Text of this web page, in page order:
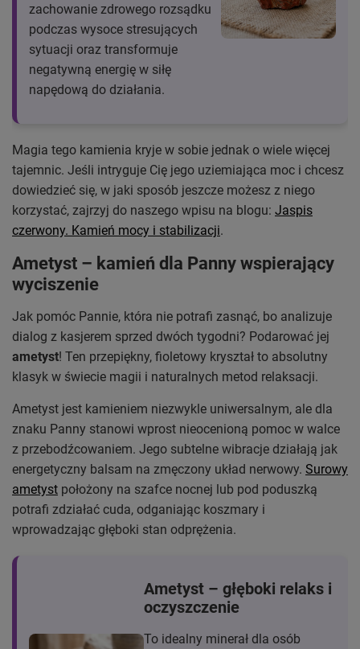
zachowanie zdrowego rozsądku
podczas wysoce stresujących
sytuacji oraz transformuje
negatywną energię w siłę
napędową do działania.
Magia tego kamienia kryje w sobie jednak o wiele więcej
tajemnic. Jeśli intryguje Cię jego uziemiająca moc i chcesz
dowiedzieć się, w jaki sposób jeszcze możesz z niego
korzystać, zajrzyj do naszego wpisu na blogu: Jaspis
czerwony. Kamień mocy i stabilizacji.
Ametyst – kamień dla Panny wspierający
wyciszenie
Jak pomóc Pannie, która nie potrafi zasnąć, bo analizuje
dialog z kasjerem sprzed dwóch tygodni? Podarować jej
ametyst! Ten przepiękny, fioletowy kryształ to absolutny
klasyk w świecie magii i naturalnych metod relaksacji.
Ametyst jest kamieniem niezwykle uniwersalnym, ale dla
znaku Panny stanowi wprost nieocenioną pomoc w walce
z przebodźcowaniem. Jego subtelne wibracje działają jak
energetyczny balsam na zmęczony układ nerwowy. Surowy
ametyst położony na szafce nocnej lub pod poduszką
potrafi zdziałać cuda, odganiając koszmary i
wprowadzając głęboki stan odprężenia.
Ametyst – głęboki relaks i
oczyszczenie
To idealny minerał dla osób